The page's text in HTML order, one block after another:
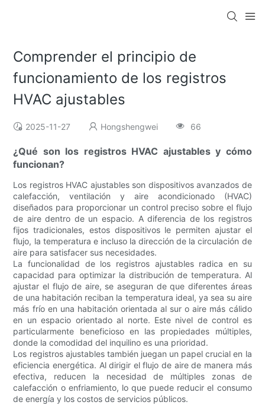
Comprender el principio de
funcionamiento de los registros
HVAC ajustables
2025-11-27 Hongshengwei 66
¿Qué son los registros HVAC ajustables y cómo
funcionan?
Los registros HVAC ajustables son dispositivos avanzados de
calefacción, ventilación y aire acondicionado (HVAC)
diseñados para proporcionar un control preciso sobre el flujo
de aire dentro de un espacio. A diferencia de los registros
fijos tradicionales, estos dispositivos le permiten ajustar el
flujo, la temperatura e incluso la dirección de la circulación de
aire para satisfacer sus necesidades.
La funcionalidad de los registros ajustables radica en su
capacidad para optimizar la distribución de temperatura. Al
ajustar el flujo de aire, se aseguran de que diferentes áreas
de una habitación reciban la temperatura ideal, ya sea su aire
más frío en una habitación orientada al sur o aire más cálido
en un espacio orientado al norte. Este nivel de control es
particularmente beneficioso en las propiedades múltiples,
donde la comodidad del inquilino es una prioridad.
Los registros ajustables también juegan un papel crucial en la
eficiencia energética. Al dirigir el flujo de aire de manera más
efectiva, reducen la necesidad de múltiples zonas de
calefacción o enfriamiento, lo que puede reducir el consumo
de energía y los costos de servicios públicos.